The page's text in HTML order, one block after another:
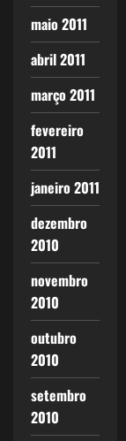
maio 2011
abril 2011
março 2011
fevereiro
2011
janeiro 2011
dezembro
2010
novembro
2010
outubro
2010
setembro
2010